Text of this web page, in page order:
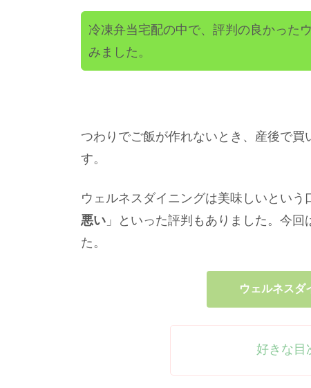
冷凍弁当宅配の中で、評判の良かった
みました。
つわりでご飯が作れないとき、産後で
す。
ウェルネスダイニングは美味しいという
悪い 」といった評判もありました。今
た。
ウェルネスダ
好きな目